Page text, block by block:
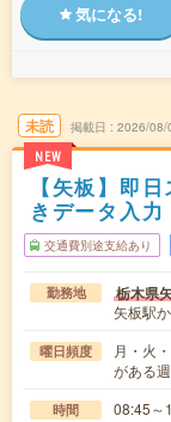
気になる!
未読
NEW
掲載日 2026/08/
【矢板】即
きデータ入力
交通費別途支給あり
勤務地 栃木県
矢板駅
曜日頻度
月・火
がある
時間 08:45～